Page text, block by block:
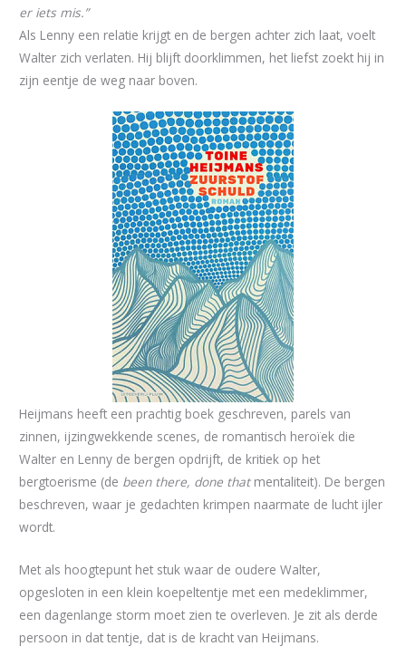
er iets mis.”
Als Lenny een relatie krijgt en de bergen achter zich laat, voelt
Walter zich verlaten. Hij blijft doorklimmen, het liefst zoekt hij in
zijn eentje de weg naar boven.
Heijmans heeft een prachtig boek geschreven, parels van
zinnen, ijzingwekkende scenes, de romantisch heroïek die
Walter en Lenny de bergen opdrijft, de kritiek op het
bergtoerisme (de been there, done thatmentaliteit). De bergen
beschreven, waar je gedachten krimpen naarmate de lucht ijler
wordt.
Met als hoogtepunt het stuk waar de oudere Walter,
opgesloten in een klein koepeltentje met een medeklimmer,
een dagenlange storm moet zien te overleven. Je zit als derde
persoon in dat tentje, dat is de kracht van Heijmans.